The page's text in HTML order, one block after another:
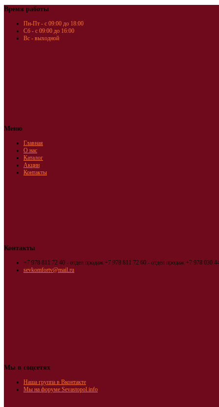
Время работы
Пн-Пт - с 09:00 до 18:00
Сб - с 09:00 до 16:00
Вс - выходной
Меню
Главная
О нас
Каталог
Акции
Контакты
Контакты
+7 978 811 72 40 - отдел продаж +7 978 811 72 60 - отдел продаж +7 978 030
sevkomfortv@mail.ru
Мы в соцсетях
Наша группа в Вконтакте
Мы на форуме Sevastopol.info